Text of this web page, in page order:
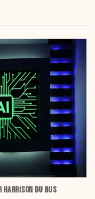
HARRISON DU BUS